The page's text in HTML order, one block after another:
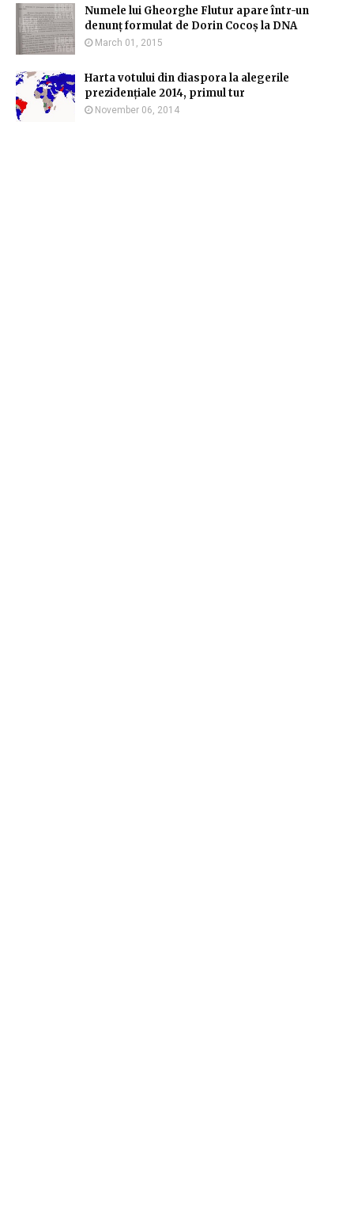
Numele lui Gheorghe Flutur apare într-un
denunț formulat de Dorin Cocoș la DNA
March 01, 2015
Harta votului din diaspora la alegerile
prezidențiale 2014, primul tur
November 06, 2014